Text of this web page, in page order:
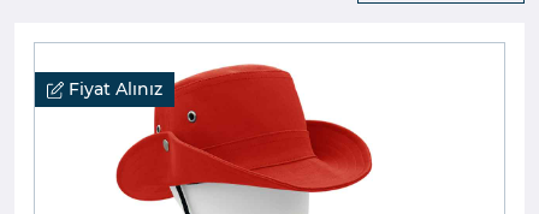
Fiyat Alınız